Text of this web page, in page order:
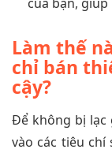
Làm thế
chỉ bán
cậy?
Để không bị
vào các tiêu chí